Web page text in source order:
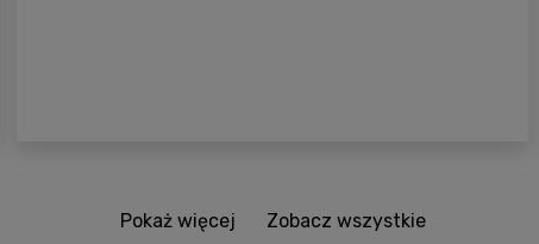
Pokaż więcej Zobacz wszystkie